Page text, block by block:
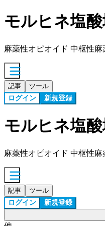
モルヒネ塩
麻薬性オピオイド 中枢性麻
記事 ツール
ログイン 新規登録
モルヒネ塩
麻薬性オピオイド 中枢性麻
記事 ツール
ログイン 新規登録